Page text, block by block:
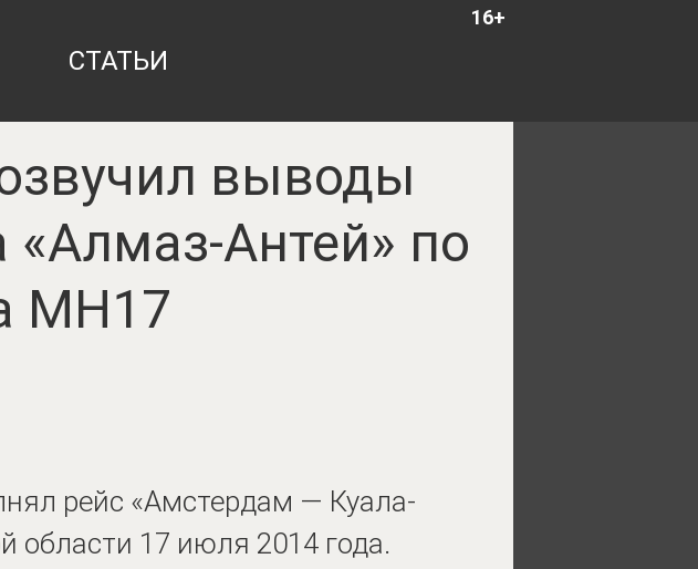
16+
СТАТЬИ
выводы
«Алмаз-Антей» по
MH17
рейс «Амстердам — Куала-
области 17 июля 2014 года.